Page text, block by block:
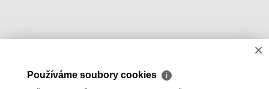
×
Používáme soubory cookies ℹ